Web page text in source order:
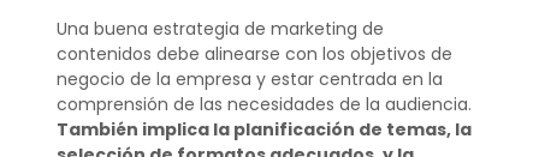
Una buena estrategia de marketing de
contenidos debe alinearse con los objetivos de
negocio de la empresa y estar centrada en la
comprensión de las necesidades de la audiencia.
También implica la planificación de temas, la